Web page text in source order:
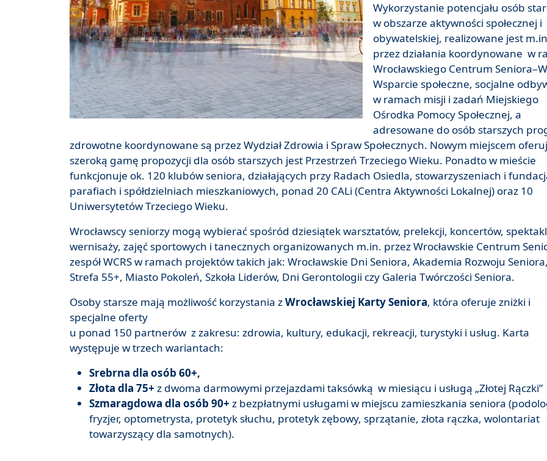
Wykorzystanie potencjału osób
w obszarze aktywności społecznej i
obywatelskiej, realizowane jest
przez działania koordynowane w
Wrocławskiego Centrum
Wsparcie społeczne, socjalne
w ramach misji i zadań Miejskiego
Ośrodka Pomocy Społecznej, a
adresowane do osób starszych
zdrowotne koordynowane są przez Wydział Zdrowia i Spraw Społecznych. Nowym miejscem
szeroką gamę propozycji dla osób starszych jest Przestrzeń Trzeciego Wieku. Ponadto w mieście
funkcjonuje ok. 120 klubów seniora, działających przy Radach Osiedla, stowarzyszeniach i
parafiach i spółdzielniach mieszkaniowych, ponad 20 CALi (Centra Aktywności Lokalnej) oraz 10
Uniwersytetów Trzeciego Wieku.
Wrocławscy seniorzy mogą wybierać spośród dziesiątek warsztatów, prelekcji, koncertów,
wernisaży, zajęć sportowych i tanecznych organizowanych m.in. przez Wrocławskie Centrum
zespół WCRS w ramach projektów takich jak: Wrocławskie Dni Seniora, Akademia Rozwoju Seniora,
Strefa 55+, Miasto Pokoleń, Szkoła Liderów, Dni Gerontologii czy Galeria Twórczości Seniora.
Osoby starsze mają możliwość korzystania zWrocławskiej Karty Seniora, która oferuje zniżki i
specjalne oferty
u ponad 150 partnerów z zakresu: zdrowia, kultury, edukacji, rekreacji, turystyki i usług. Karta
występuje w trzech wariantach:
Srebrna dla osób 60+,
Złota dla 75+ z dwoma darmowymi przejazdami taksówką w miesiącu i usługą „Złotej Rączki”
Szmaragdowa dla osób 90+ z bezpłatnymi usługami w miejscu zamieszkania seniora
fryzjer, optometrysta, protetyk słuchu, protetyk zębowy, sprzątanie, złota rączka, wolontariat
towarzyszący dla samotnych).